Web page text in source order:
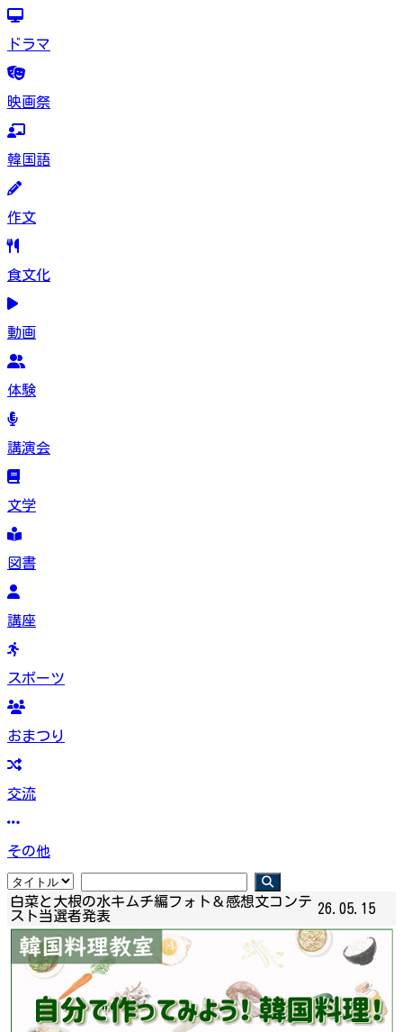
ドラマ
映画祭
韓国語
作文
食文化
動画
体験
講演会
文学
図書
講座
スポーツ
おまつり
交流
その他
白菜と大根の水キムチ編フォト＆感想文コンテ
スト当選者発表
26.05.15